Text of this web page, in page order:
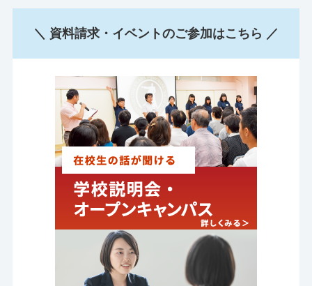
＼ 資料請求・イベントのご参加はこちら ／